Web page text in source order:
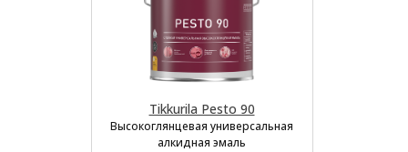
Tikkurila Pesto 90
Высокоглянцевая универсальная
алкидная эмаль